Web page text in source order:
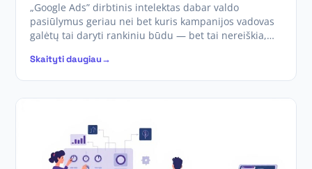
„Google Ads” dirbtinis intelektas dabar valdo
pasiūlymus geriau nei bet kuris kampanijos vadovas
galėtų tai daryti rankiniu būdu — bet tai nereiškia,…
Skaityti daugiau